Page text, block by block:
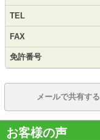
TEL
FAX
免許番号
メールで共有する
お客様の声